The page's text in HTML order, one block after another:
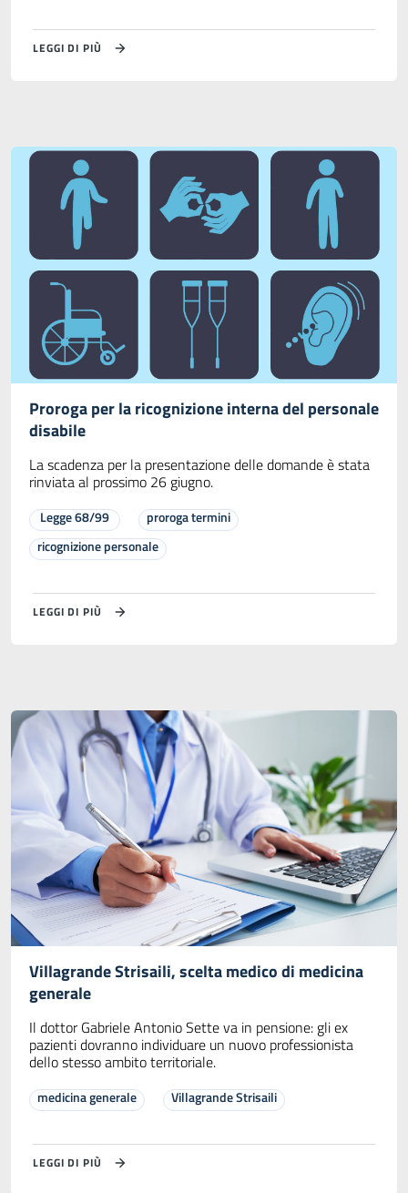
LEGGI DI PIÙ
Proroga per la ricognizione interna del personale
disabile
La scadenza per la presentazione delle domande è stata
rinviata al prossimo 26 giugno.
Legge 68/99
proroga termini
ricognizione personale
LEGGI DI PIÙ
Villagrande Strisaili, scelta medico di medicina
generale
Il dottor Gabriele Antonio Sette va in pensione: gli ex
pazienti dovranno individuare un nuovo professionista
dello stesso ambito territoriale.
medicina generale Villagrande Strisaili
LEGGI DI PIÙ